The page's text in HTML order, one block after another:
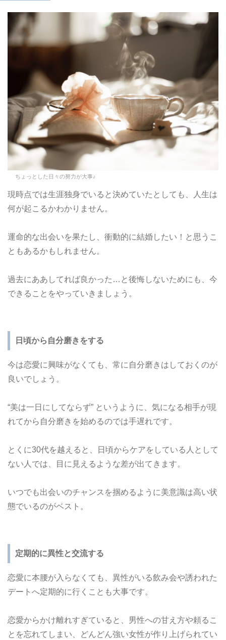
ちょっとした日々の努力が大事♪
現時点では生涯独身でいると決めていたとしても、人生は
何が起こるかわかりません。
運命的な出会いを果たし、衝動的に結婚したい！と思うこ
ともあるかもしれません。
過去にああしてれば良かった…と後悔しないためにも、今
できることをやっていきましょう。
日頃から自分磨きをする
今は恋愛に興味がなくても、常に自分磨きはしておくのが
良いでしょう。
“美は一日にしてならず” というように、気になる相手が現
れてから自分磨きを始めるのでは手遅れです。
とくに30代を越えると、日頃からケアをしている人として
ない人では、目に見えるような差が出てきます。
いつでも出会いのチャンスを掴めるように美意識は高い状
態でいるのがベスト。
定期的に異性と交流する
恋愛に本腰が入らなくても、異性がいる飲み会や誘われた
デートへ定期的に行くことも大事です。
恋愛からかけ離れすぎていると、男性への甘え方や頼るこ
とを忘れてしまい、どんどん強い女性が作り上げられてい